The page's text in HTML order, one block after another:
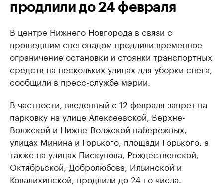
продлили до 24 февраля
В центре Нижнего Новгорода в связи с
прошедшим снегопадом продлили временное
ограничение остановки и стоянки транспортных
средств на нескольких улицах для уборки снега,
сообщили в пресс-службе мэрии.
В частности, введенный с 12 февраля запрет на
парковку на улице Алексеевской, Верхне-
Волжской и Нижне-Волжской набережных,
улицах Минина и Горького, площади Горького, а
также на улицах Пискунова, Рождественской,
Октябрьской, Добролюбова, Ильинской и
Ковалихинской, продлили до 24-го числа.